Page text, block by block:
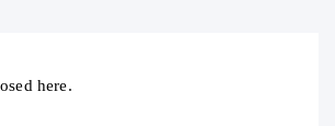
here.